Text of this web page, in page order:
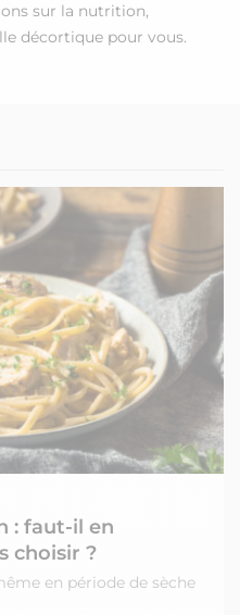
sur la nutrition,
décortique pour vous.
: faut-il en
choisir ?
en période de sèche